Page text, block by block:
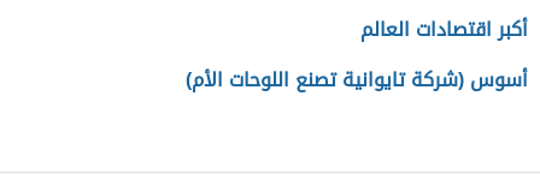
أكبر اقتصادات العالم
أسوس (شركة تايوانية تصنع اللوحات الأم)